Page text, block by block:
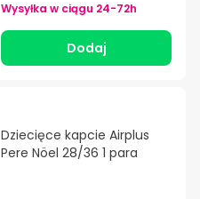
Wysyłka w ciągu 24-72h
Dodaj
Dziecięce kapcie Airplus
Pere Nöel 28/36 1 para